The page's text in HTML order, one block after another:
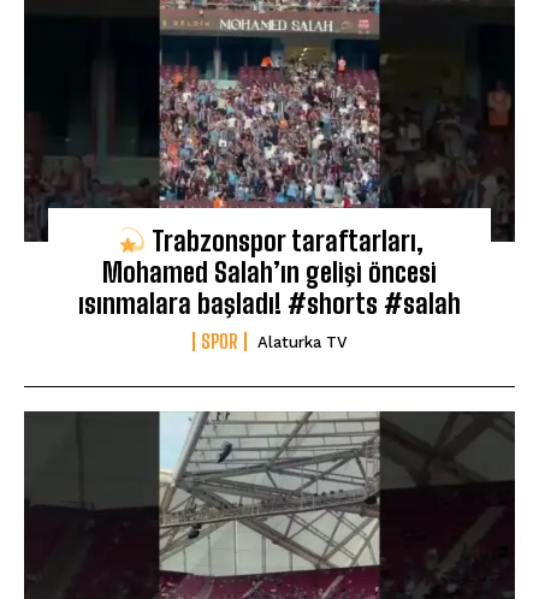
Trabzonspor taraftarları,
Mohamed Salah’ın gelişi öncesi
ısınmalara başladı! #shorts #salah
SPOR Alaturka TV